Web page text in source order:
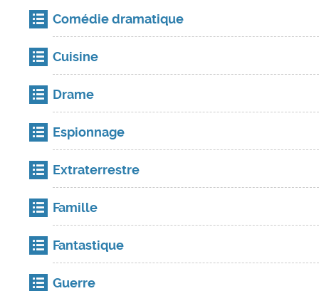
Comédie dramatique
Cuisine
Drame
Espionnage
Extraterrestre
Famille
Fantastique
Guerre